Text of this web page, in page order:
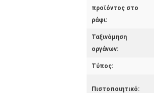
προϊόντος στο
ράφι:
Ταξινόμηση
οργάνων:
Τύπος:
Πιστοποιητικό: